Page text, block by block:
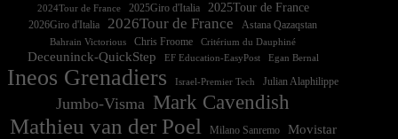
2024Tour de France
2025Giro d'Italia 2025Tour de France
2026Giro d'Italia 2026Tour de France Astana Qazaqstan
Bahrain Victorious Chris Froome Critérium du Dauphiné
Deceuninck-QuickStep EF Education-EasyPost Egan Bernal
Ineos Grenadiers Israel-Premier Tech Julian Alaphilippe
Jumbo-Visma Mark Cavendish
Mathieu van der Poel Milano Sanremo
Movistar